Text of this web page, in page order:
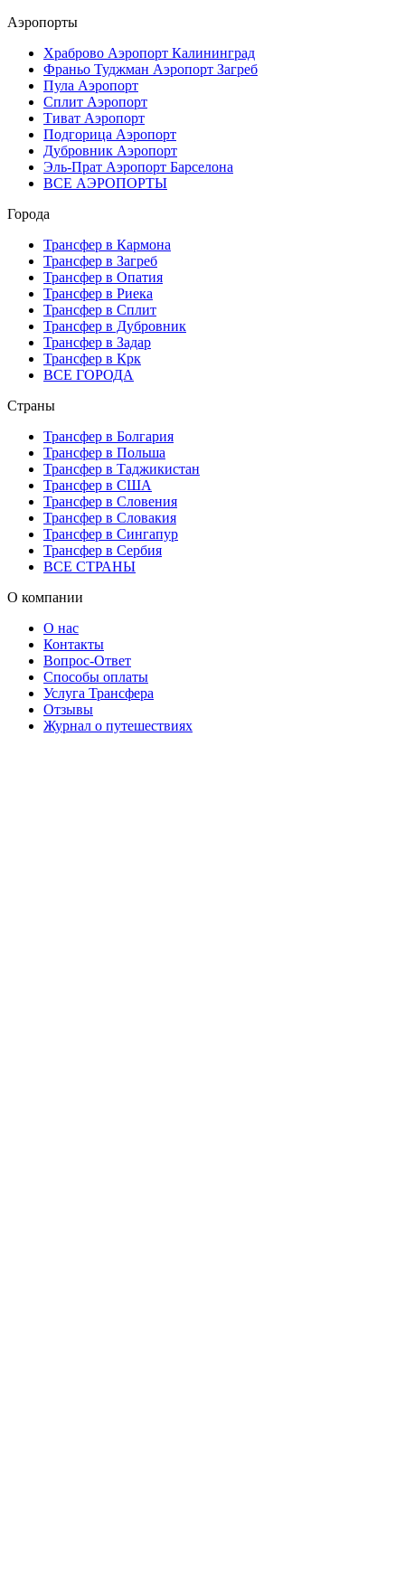
Аэропорты
Храброво Аэропорт Калининград
Франьо Туджман Аэропорт Загреб
Пула Аэропорт
Сплит Аэропорт
Тиват Аэропорт
Подгорица Аэропорт
Дубровник Аэропорт
Эль-Прат Аэропорт Барселона
ВСЕ АЭРОПОРТЫ
Города
Трансфер в Кармона
Трансфер в Загреб
Трансфер в Опатия
Трансфер в Риека
Трансфер в Сплит
Трансфер в Дубровник
Трансфер в Задар
Трансфер в Крк
ВСЕ ГОРОДА
Страны
Трансфер в Болгария
Трансфер в Польша
Трансфер в Таджикистан
Трансфер в США
Трансфер в Словения
Трансфер в Словакия
Трансфер в Сингапур
Трансфер в Сербия
ВСЕ СТРАНЫ
О компании
О нас
Контакты
Вопрос-Ответ
Способы оплаты
Услуга Трансфера
Отзывы
Журнал о путешествиях